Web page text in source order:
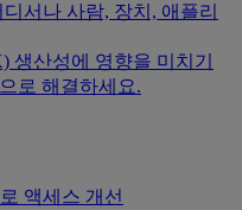
디서나 사람, 장치, 애플리
생산성에 영향을 미치기
로 해결하세요.
액세스 개선